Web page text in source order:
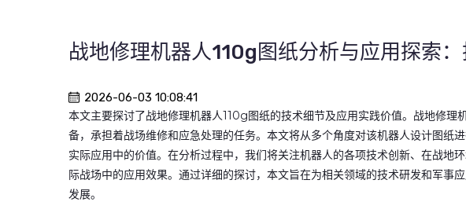
战地修理机器人110g图纸分析与应用探索
2026-06-03 10:08:41
本文主要探讨了战地修理机器人110g图纸的技术细节及应用实践价值。战地修理
备，承担着战场维修和应急处理的任务。本文将从多个角度对该机器人设计图纸
实际应用中的价值。在分析过程中，我们将关注机器人的各项技术创新、在战地
际战场中的应用效果。通过详细的探讨，本文旨在为相关领域的技术研发和军事
发展。